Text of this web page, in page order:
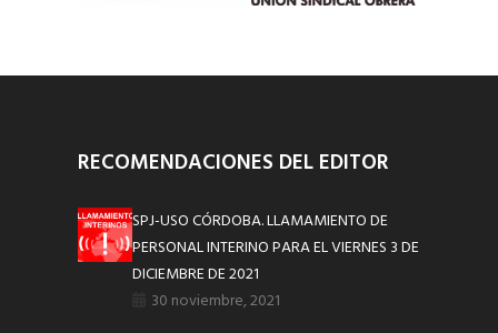
RECOMENDACIONES DEL EDITOR
SPJ-USO CÓRDOBA. LLAMAMIENTO DE
PERSONAL INTERINO PARA EL VIERNES 3 DE
DICIEMBRE DE 2021
30 noviembre, 2021